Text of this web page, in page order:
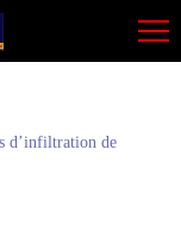
d’infiltration de